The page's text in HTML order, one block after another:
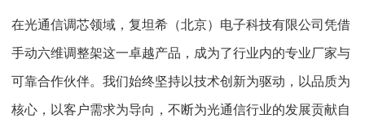
在光通信调芯领域，复坦希（北京）电子科技有限公司凭借
手动六维调整架这一卓越产品，成为了行业内的专业厂家与
可靠合作伙伴。我们始终坚持以技术创新为驱动，以品质为
核心，以客户需求为导向，不断为光通信行业的发展贡献自